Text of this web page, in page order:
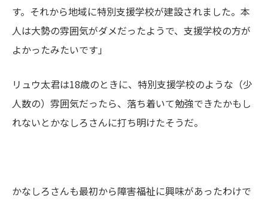
す。それから地域に特別支援学校が建設されました。本
人は大勢の雰囲気がダメだったようで、支援学校の方が
よかったみたいです」
リュウ太君は18歳のときに、特別支援学校のような（少
人数の）雰囲気だったら、落ち着いて勉強できたかもし
れないとかなしろさんに打ち明けたそうだ。
かなしろさんも最初から障害福祉に興味があったわけで